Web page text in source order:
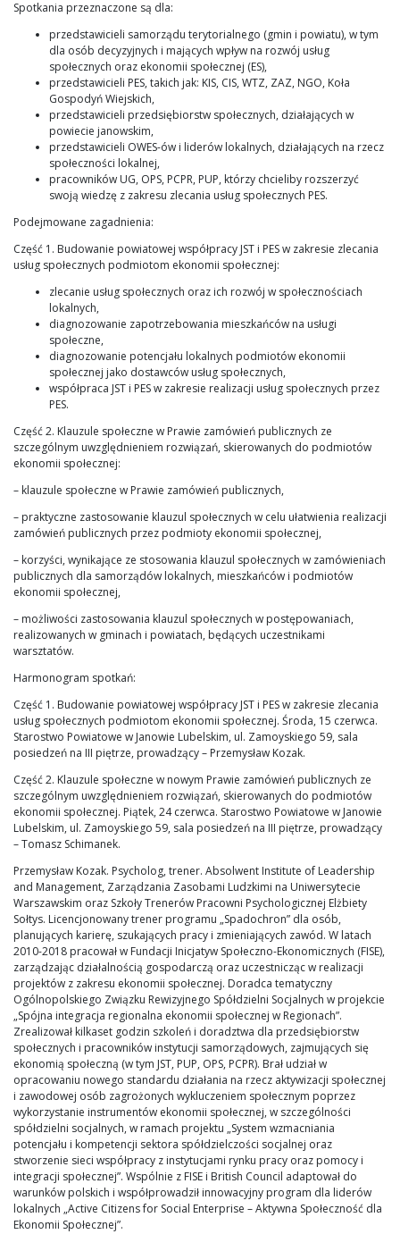
Spotkania przeznaczone są dla:
przedstawicieli samorządu terytorialnego (gmin i powiatu), w tym
dla osób decyzyjnych i mających wpływ na rozwój usług
społecznych oraz ekonomii społecznej (ES),
przedstawicieli PES, takich jak: KIS, CIS, WTZ, ZAZ, NGO, Koła
Gospodyń Wiejskich,
przedstawicieli przedsiębiorstw społecznych, działających w
powiecie janowskim,
przedstawicieli OWES-ów i liderów lokalnych, działających na rzecz
społeczności lokalnej,
pracowników UG, OPS, PCPR, PUP, którzy chcieliby rozszerzyć
swoją wiedzę z zakresu zlecania usług społecznych PES.
Podejmowane zagadnienia:
Część 1. Budowanie powiatowej współpracy JST i PES w zakresie zlecania
usług społecznych podmiotom ekonomii społecznej:
zlecanie usług społecznych oraz ich rozwój w społecznościach
lokalnych,
diagnozowanie zapotrzebowania mieszkańców na usługi
społeczne,
diagnozowanie potencjału lokalnych podmiotów ekonomii
społecznej jako dostawców usług społecznych,
współpraca JST i PES w zakresie realizacji usług społecznych przez
PES.
Część 2. Klauzule społeczne w Prawie zamówień publicznych ze
szczególnym uwzględnieniem rozwiązań, skierowanych do podmiotów
ekonomii społecznej:
– klauzule społeczne w Prawie zamówień publicznych,
– praktyczne zastosowanie klauzul społecznych w celu ułatwienia realizacji
zamówień publicznych przez podmioty ekonomii społecznej,
– korzyści, wynikające ze stosowania klauzul społecznych w zamówieniach
publicznych dla samorządów lokalnych, mieszkańców i podmiotów
ekonomii społecznej,
– możliwości zastosowania klauzul społecznych w postępowaniach,
realizowanych w gminach i powiatach, będących uczestnikami
warsztatów.
Harmonogram spotkań:
Część 1. Budowanie powiatowej współpracy JST i PES w zakresie zlecania
usług społecznych podmiotom ekonomii społecznej. Środa, 15 czerwca.
Starostwo Powiatowe w Janowie Lubelskim, ul. Zamoyskiego 59, sala
posiedzeń na III piętrze, prowadzący – Przemysław Kozak.
Część 2. Klauzule społeczne w nowym Prawie zamówień publicznych ze
szczególnym uwzględnieniem rozwiązań, skierowanych do podmiotów
ekonomii społecznej. Piątek, 24 czerwca. Starostwo Powiatowe w Janowie
Lubelskim, ul. Zamoyskiego 59, sala posiedzeń na III piętrze, prowadzący
– Tomasz Schimanek.
Przemysław Kozak. Psycholog, trener. Absolwent Institute of Leadership
and Management, Zarządzania Zasobami Ludzkimi na Uniwersytecie
Warszawskim oraz Szkoły Trenerów Pracowni Psychologicznej Elżbiety
Sołtys. Licencjonowany trener programu „Spadochron” dla osób,
planujących karierę, szukających pracy i zmieniających zawód. W latach
2010-2018 pracował w Fundacji Inicjatyw Społeczno-Ekonomicznych (FISE),
zarządzając działalnością gospodarczą oraz uczestnicząc w realizacji
projektów z zakresu ekonomii społecznej. Doradca tematyczny
Ogólnopolskiego Związku Rewizyjnego Spółdzielni Socjalnych w projekcie
„Spójna integracja regionalna ekonomii społecznej w Regionach”.
Zrealizował kilkaset godzin szkoleń i doradztwa dla przedsiębiorstw
społecznych i pracowników instytucji samorządowych, zajmujących się
ekonomią społeczną (w tym JST, PUP, OPS, PCPR). Brał udział w
opracowaniu nowego standardu działania na rzecz aktywizacji społecznej
i zawodowej osób zagrożonych wykluczeniem społecznym poprzez
wykorzystanie instrumentów ekonomii społecznej, w szczególności
spółdzielni socjalnych, w ramach projektu „System wzmacniania
potencjału i kompetencji sektora spółdzielczości socjalnej oraz
stworzenie sieci współpracy z instytucjami rynku pracy oraz pomocy i
integracji społecznej”. Wspólnie z FISE i British Council adaptował do
warunków polskich i współprowadził innowacyjny program dla liderów
lokalnych „Active Citizens for Social Enterprise – Aktywna Społeczność dla
Ekonomii Społecznej”.